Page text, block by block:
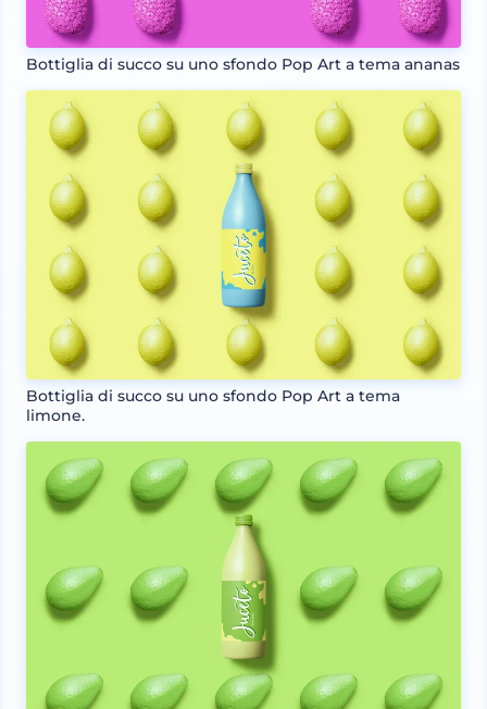
Bottiglia di succo su uno sfondo Pop Art a tema ananas
Bottiglia di succo su uno sfondo Pop Art a tema
limone.